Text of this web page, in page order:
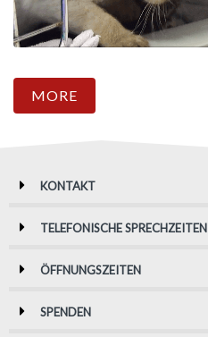
MORE
KONTAKT
TELEFONISCHE SPRECHZEITEN
ÖFFNUNGSZEITEN
SPENDEN